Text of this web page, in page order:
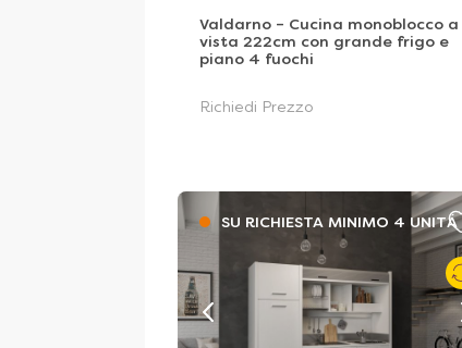
Valdarno – Cucina monoblocco a
vista 222cm con grande frigo e
piano 4 fuochi
Richiedi Prezzo
SU RICHIESTA MINIMO 4 UNITÁ